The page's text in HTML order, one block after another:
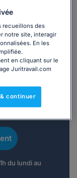
par
du lundi au
recueillons des
notre site, interagir
En les
en cliquant sur le
Juritravail.com
continuer